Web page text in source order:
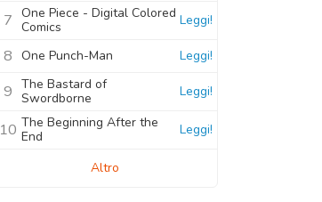
7 One Piece - Digital Colored
Comics
Leggi!
8 One Punch-Man Leggi!
9 The Bastard of
Swordborne
Leggi!
10 The Beginning After the
End
Leggi!
Altro